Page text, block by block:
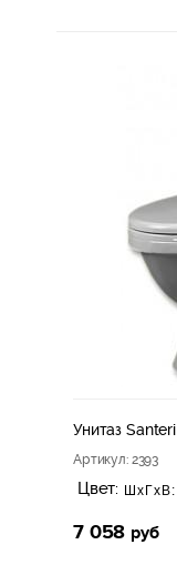
Унитаз
Артикул: 2393
Цвет: ШхГхВ:
7 058 руб